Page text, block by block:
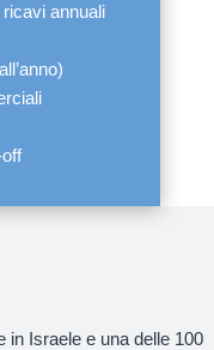
annuali
in Israele e una delle 100